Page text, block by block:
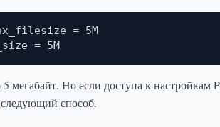
= 5M
= 5M
мегабайт. Но если доступа к настройкам
способ.